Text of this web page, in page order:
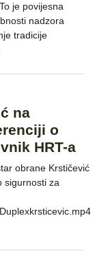
je povijesna
nadzora
tradicije
na
o
HRT-a
obrane Krstičević
sigurnosti za